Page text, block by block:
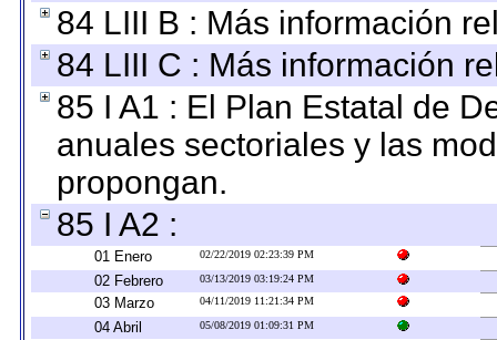
84 LIII B : Más información
84 LIII C : Más información
85 I A1 : El Plan Estatal de
anuales sectoriales y las
propongan.
85 I A2 :
01 Enero 02/22/2019 02:23:39 PM
02 Febrero 03/13/2019 03:19:24 PM
03 Marzo 04/11/2019 11:21:34 PM
04 Abril 05/08/2019 01:09:31 PM